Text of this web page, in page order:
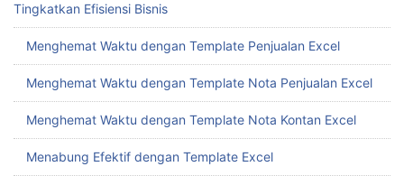
Tingkatkan Efisiensi Bisnis
Menghemat Waktu dengan Template Penjualan Excel
Menghemat Waktu dengan Template Nota Penjualan Excel
Menghemat Waktu dengan Template Nota Kontan Excel
Menabung Efektif dengan Template Excel